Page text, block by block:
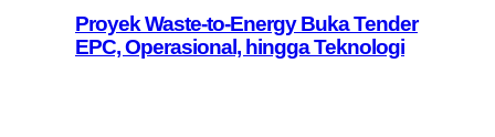
Proyek Waste-to-Energy Buka Tender
EPC, Operasional, hingga Teknologi